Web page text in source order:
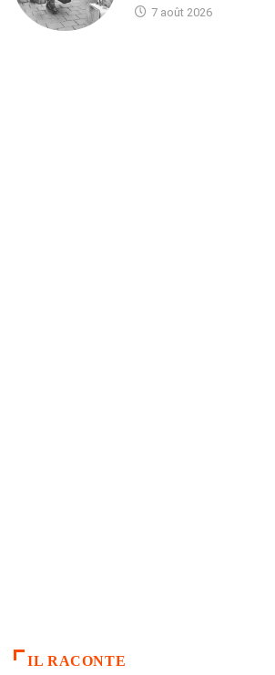
7 août 2026
IL RACONTE